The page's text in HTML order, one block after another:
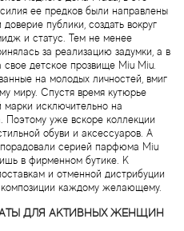
ее предков были направлены
публики, создать вокруг
и статус. Тем не менее
за реализацию задумки, а в
свое детское прозвище Miu Miu.
на молодых личностей, вмиг
миру. Спустя время кутюрье
марки исключительно на
Поэтому уже вскоре коллекции
обуви и аксессуаров. А
серией парфюма Miu
в фирменном бутике. К
и отменной дистрибуции
каждому желающему.
ДЛЯ АКТИВНЫХ ЖЕНЩИН